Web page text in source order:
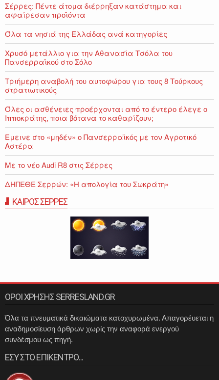
Σέρρες: Πέντε άτομα διέρρηξαν κατάστημα και
αφαίρεσαν προϊόντα
Όλα τα νησιά της Ελλάδας ανά κατηγορίες
Χρυσό μετάλλιο για την Αθανασία Τσόλα του
Πανσερραϊκού στο Σόλο
Τριήμερη αναβολή του αυτοφώρου για τους 8 Τούρκους
στρατιωτικούς
Όλες οι ασθένειες προέρχονται από το έντερο έλεγε ο
Ιπποκράτης, ποια βότανα το καθαρίζουν;
Εμεινε στο «μηδέν» o Πανσερραϊκός με τον Αγροτικό
Αστέρα
Με το νέο Audi R8 στις Σέρρες
ΔΗΠΕΘΕ Σερρών: «Η απολογία του Σωκράτη»
ΚΑΙΡΟΣ ΣΕΡΡΕΣ
ΟΡΟΙ ΧΡΗΣΗΣ SERRESLAND.GR
Όλα τα πνευματικά δικαιώματα κατοχυρωμένα. Απαγορέυεται η
αναδημοσίευση άρθρων χωρίς την αναφορά ενεργού
συνδέσμου ως πηγή.
ΕΣΥ ΣΤΟ ΕΠΙΚΕΝΤΡΟ...